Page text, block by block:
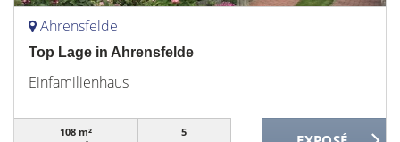
Ahrensfelde
Top Lage in Ahrensfelde
Einfamilienhaus
108 m²
5